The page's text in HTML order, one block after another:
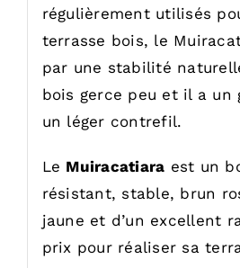
régulièrement utilisés
terrasse bois, le
par une stabilité
bois gerce peu et il a un
un léger contrefil.
Le Muiracatiara est un
résistant, stable, brun
jaune et d’un excellent
prix pour réaliser sa